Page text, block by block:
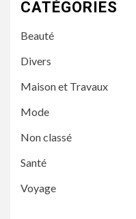
CATÉGORIES
Beauté
Divers
Maison et Travaux
Mode
Non classé
Santé
Voyage